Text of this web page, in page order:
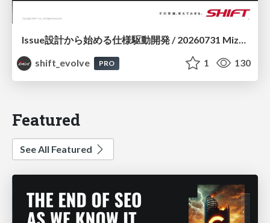
Issue設計から始める仕様駆動開発 / 20260731 Mizuki Hirata
shift_evolve
PRO 1 130
Featured
See All Featured